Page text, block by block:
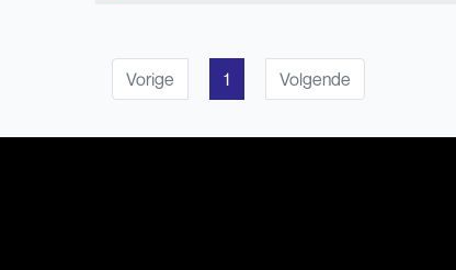
Vorige 1 Volgende